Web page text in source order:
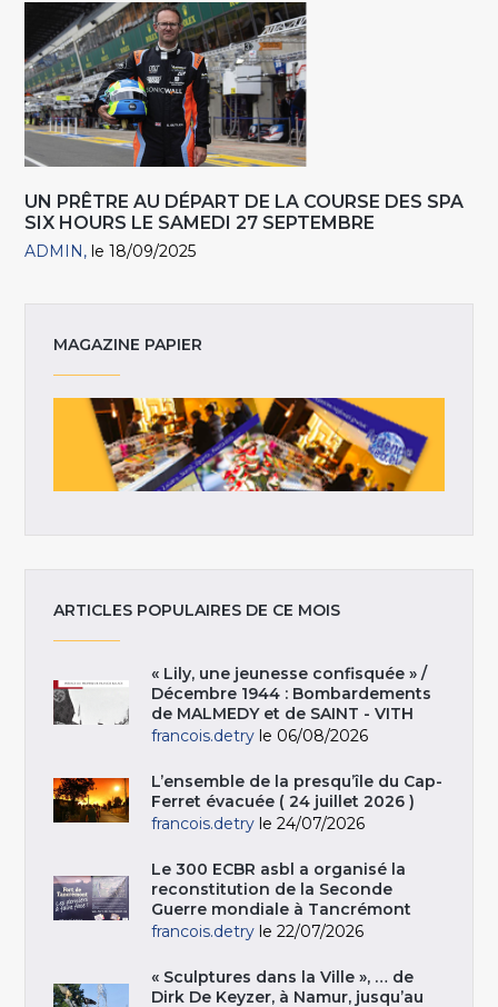
UN PRÊTRE AU DÉPART DE LA COURSE DES SPA
SIX HOURS LE SAMEDI 27 SEPTEMBRE
ADMIN le 18/09/2025
MAGAZINE PAPIER
ARTICLES POPULAIRES DE CE MOIS
« Lily, une jeunesse confisquée » /
Décembre 1944 : Bombardements
de MALMEDY et de SAINT - VITH
francois.detry le 06/08/2026
L’ensemble de la presqu’île du Cap-
Ferret évacuée ( 24 juillet 2026 )
francois.detry le 24/07/2026
Le 300 ECBR asbl a organisé la
reconstitution de la Seconde
Guerre mondiale à Tancrémont
francois.detry le 22/07/2026
« Sculptures dans la Ville », … de
Dirk De Keyzer, à Namur, jusqu’au